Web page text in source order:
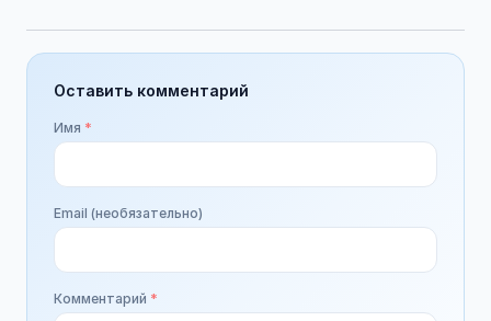
Оставить комментарий
Имя *
Email (необязательно)
Комментарий *